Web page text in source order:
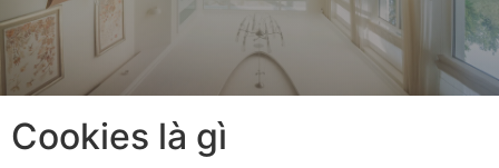
Cookies là gì